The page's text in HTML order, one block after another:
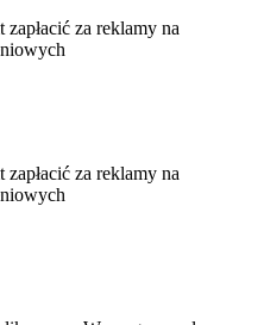
zapłacić za reklamy na
zapłacić za reklamy na